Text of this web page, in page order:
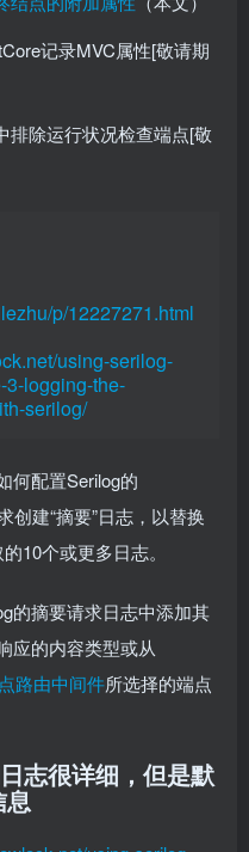
记录MVC属性[敬请期
排除运行状况检查端点[敬
p/12227271.html
using-serilog-
3-logging-the-
serilog/
何配置Serilog的
创建“摘要”日志，以替换
10个或更多日志。
的摘要请求日志中添加其
应的内容类型或从
路由中间件所选择的端点
志很详细，但是默
息